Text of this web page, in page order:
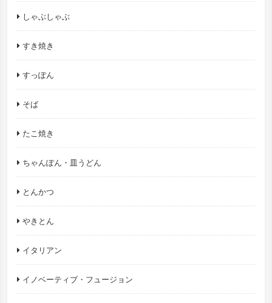
しゃぶしゃぶ
すき焼き
すっぽん
そば
たこ焼き
ちゃんぽん・皿うどん
とんかつ
やきとん
イタリアン
イノベーティブ・フュージョン